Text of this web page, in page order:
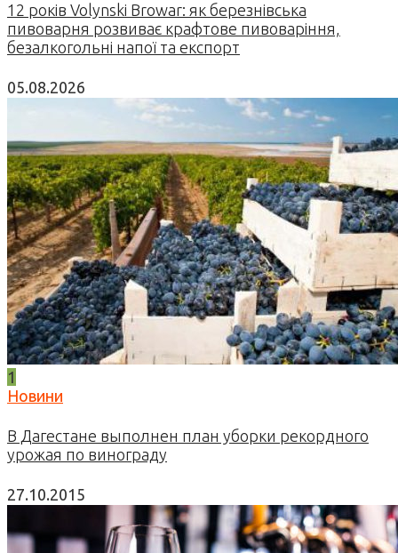
12 років Volynski Browar: як березнівська
пивоварня розвиває крафтове пивоваріння,
безалкогольні напої та експорт
05.08.2026
1
Новини
В Дагестане выполнен план уборки рекордного
урожая по винограду
27.10.2015